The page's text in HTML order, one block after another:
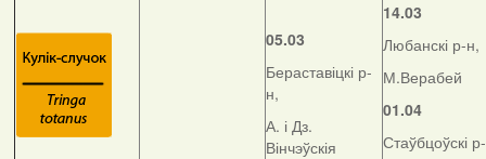
05.03
Бераставіцкі р-
н,
А. і Дз.
Вінчэўскія
14.03
Любанскі р-н,
М.Верабей
01.04
Стаўбцоўскі